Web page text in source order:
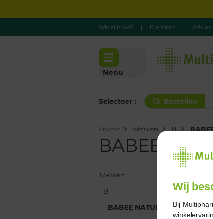
Wie zijn we? | Diensten | Advies
Menu
Selecteer : Bestellen
Home Merken B
BABEE
Merken
B
BABEE NATURE
BABEE
Wij
Bij